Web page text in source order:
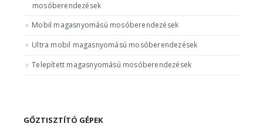
mosóberendezések
Mobil magasnyomású mosóberendezések
Ultra mobil magasnyomású mosóberendezések
Telepített magasnyomású mosóberendezések
GŐZTISZTÍTÓ GÉPEK